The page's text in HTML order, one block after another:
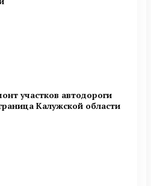
участков автодороги
Калужской области